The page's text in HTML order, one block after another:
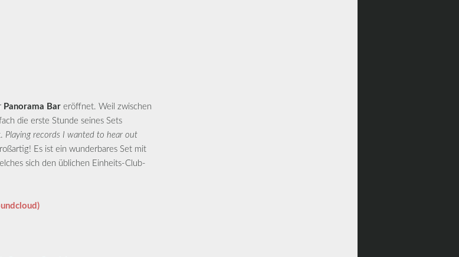
Panorama Bar eröffnet. Weil zwischen
die erste Stunde seines Sets
Playing records I wanted to hear out
Es ist ein wunderbares Set mit
sich den üblichen Einheits-Club-